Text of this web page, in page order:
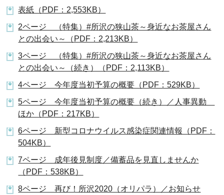
表紙（PDF：2,553KB）
2ページ （特集）#所沢の狭山茶～身近なお茶屋さん
との出会い～（PDF：2,213KB）
3ページ （特集）#所沢の狭山茶～身近なお茶屋さん
との出会い～（続き）（PDF：2,113KB）
4ページ 今年度当初予算の概要（PDF：529KB）
5ページ 今年度当初予算の概要（続き）／人事異動
ほか（PDF：217KB）
6ページ 新型コロナウイルス感染症関連情報（PDF：
504KB）
7ページ 成年後見制度／備蓄品を見直しませんか
（PDF：538KB）
8ページ 再び！所沢2020（オリパラ）／お知らせ